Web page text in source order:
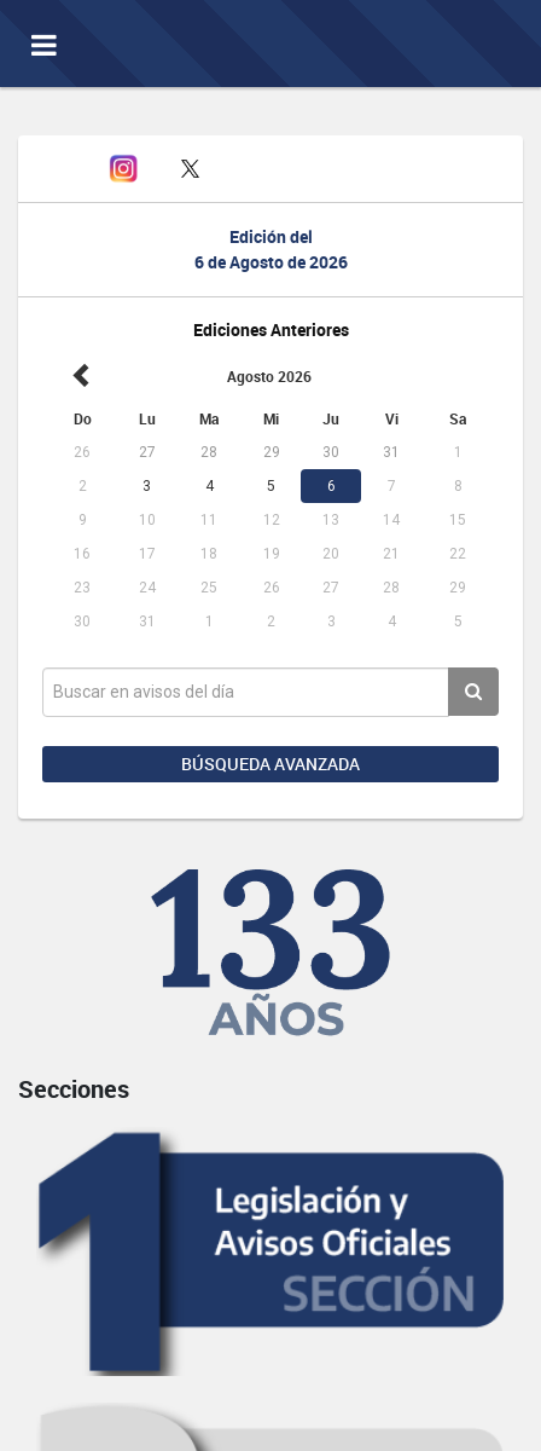
Toggle
navigation
Edición del
6 de Agosto de 2026
Ediciones Anteriores
Agosto 2026
Do Lu Ma Mi Ju Vi Sa
26 27 28 29 30 31
1
2
3 4 5 6 7
8
9
10 11 12 13 14
15
16
17 18 19 20 21
22
23
24 25 26 27 28
29
30
31 1 2 3 4 5
BÚSQUEDA AVANZADA
Secciones